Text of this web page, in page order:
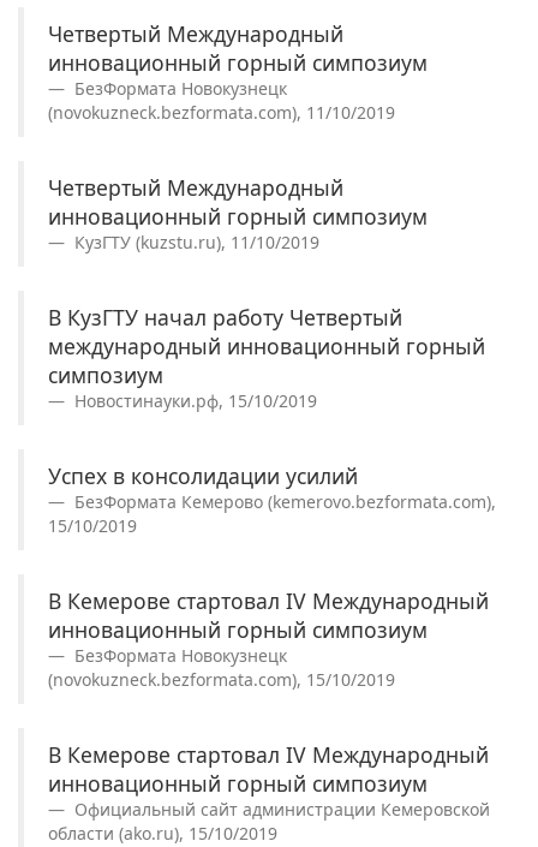
Четвертый Международный
инновационный горный симпозиум
БезФормата Новокузнецк
(novokuzneck.bezformata.com), 11/10/2019
Четвертый Международный
инновационный горный симпозиум
КузГТУ (kuzstu.ru), 11/10/2019
В КузГТУ начал работу Четвертый
международный инновационный горный
симпозиум
Новостинауки.рф, 15/10/2019
Успех в консолидации усилий
БезФормата Кемерово (kemerovo.bezformata.com),
15/10/2019
В Кемерове стартовал IV Международный
инновационный горный симпозиум
БезФормата Новокузнецк
(novokuzneck.bezformata.com), 15/10/2019
В Кемерове стартовал IV Международный
инновационный горный симпозиум
Официальный сайт администрации Кемеровской
области (ako.ru), 15/10/2019